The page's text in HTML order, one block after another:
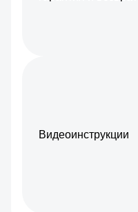
Видеоинструкции